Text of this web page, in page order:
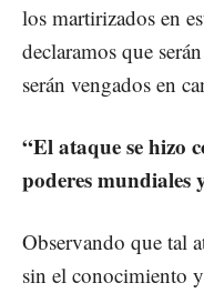
los martirizados en
declaramos que
serán vengados en
“El ataque se hizo
poderes mundiales
Observando que tal
sin el conocimiento